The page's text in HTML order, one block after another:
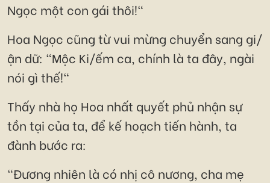
Ngọc một con gái thôi!"
Hoa Ngọc cũng từ vui mừng chuyển sang gi/
ận dữ: "Mộc Ki/ếm ca, chính là ta đây, ngài
nói gì thế!"
Thấy nhà họ Hoa nhất quyết phủ nhận sự
tồn tại của ta, để kế hoạch tiến hành, ta
đành bước ra:
"Đương nhiên là có nhị cô nương, cha mẹ